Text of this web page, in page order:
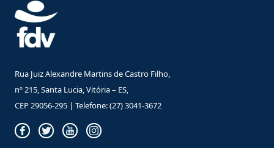
Rua Juiz Alexandre Martins de Castro Filho,
nº 215, Santa Lucia, Vitória – ES,
CEP 29056-295 | Telefone: (27) 3041-3672